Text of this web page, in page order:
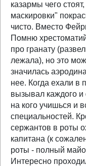
казармы чего
маскировки"
чисто. Вместо
Помню
про гранату
лежала), но это
значилась
нее. Когда ехали
вызывал каждого и
на кого учишься и
специальностей.
сержантов в роты
капитана (к
роты - полный
Интересно